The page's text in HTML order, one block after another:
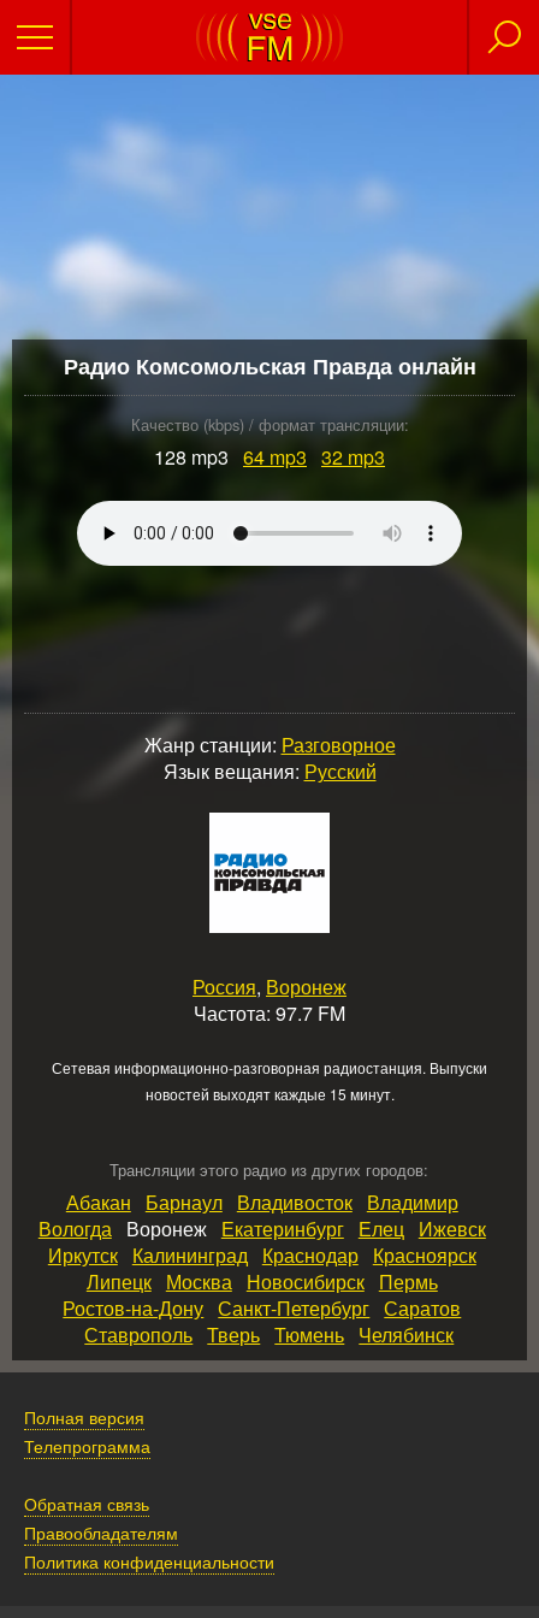
Радио Комсомольская Правда онлайн
Качество (kbps) / формат трансляции:
128 mp3 64 mp3 32 mp3
Жанр станции: Разговорное
Язык вещания: Русский
Россия, Воронеж
Частота: 97.7 FM
Сетевая информационно-разговорная радиостанция. Выпуски
новостей выходят каждые 15 минут.
Трансляции этого радио из других городов:
Абакан Барнаул Владивосток Владимир
ВологдаВоронеж Екатеринбург Елец Ижевск
Иркутск Калининград Краснодар Красноярск
Липецк Москва Новосибирск Пермь
Ростов‑на‑Дону Санкт‑Петербург Саратов
Ставрополь Тверь Тюмень Челябинск
Полная версия
Телепрограмма
Обратная связь
Правообладателям
Политика конфиденциальности